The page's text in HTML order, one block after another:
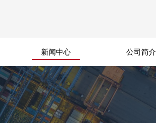
新闻中心 公司简介